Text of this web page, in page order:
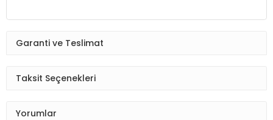
Garanti ve Teslimat
Taksit Seçenekleri
Yorumlar